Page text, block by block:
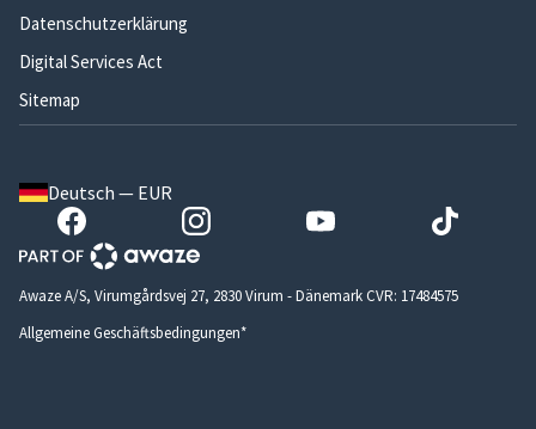
Datenschutzerklärung
Digital Services Act
Sitemap
Deutsch — EUR
Awaze A/S, Virumgårdsvej 27, 2830 Virum - Dänemark CVR: 17484575
Allgemeine Geschäftsbedingungen*